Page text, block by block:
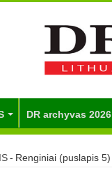
DR archyvas 2026
- Renginiai (puslapis 5)